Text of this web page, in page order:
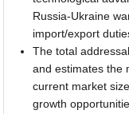
Russia-Ukraine
import/export
The total
and estimates the
current market
growth